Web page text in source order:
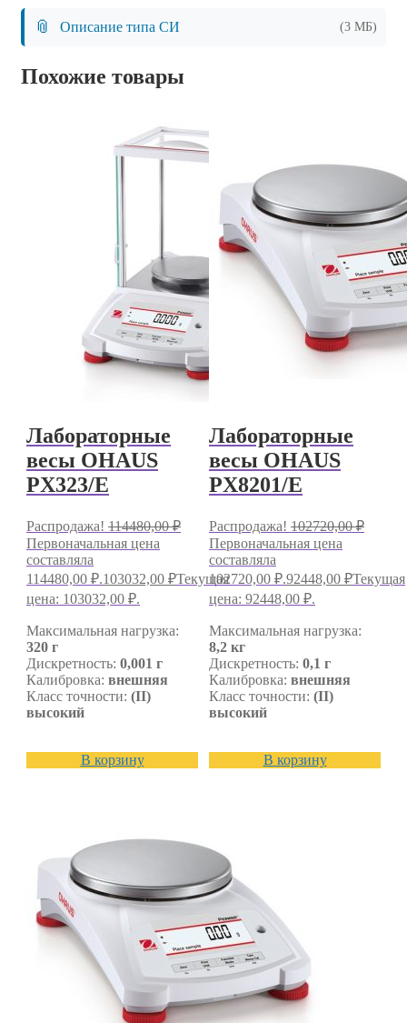
📎 Описание типа СИ (3 МБ)
Похожие товары
Лабораторные
весы OHAUS
PX323/E
Распродажа! 114480,00₽
Первоначальная цена
составляла
114480,00 ₽.103032,00 ₽Текущая
цена: 103032,00 ₽.
Максимальная нагрузка:
320 г
Дискретность: 0,001 г
Калибровка: внешняя
Класс точности: (II)
высокий
В корзину
Лабораторные
весы OHAUS
PX8201/E
Распродажа! 102720,00₽
Первоначальная цена
составляла
102720,00 ₽.92448,00 ₽Текущая
цена: 92448,00 ₽.
Максимальная нагрузка:
8,2 кг
Дискретность: 0,1 г
Калибровка: внешняя
Класс точности: (II)
высокий
В корзину